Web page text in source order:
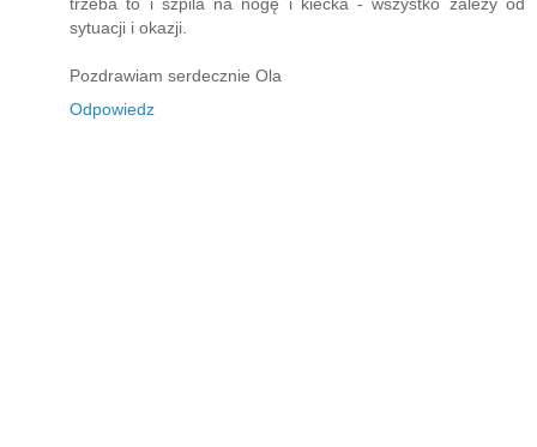
sytuacji i okazji.
Pozdrawiam serdecznie Ola
Odpowiedz